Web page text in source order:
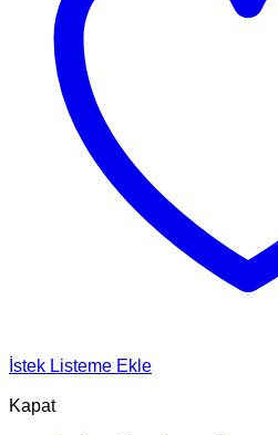
İstek Listeme Ekle
Kapat